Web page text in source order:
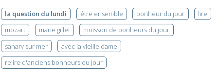
la question du lundi être ensemble bonheur du jour
lire
mozart
marie gillet
moisson de bonheurs du jour
sanary sur mer
avec la vieille dame
relire d'anciens bonheurs du jour